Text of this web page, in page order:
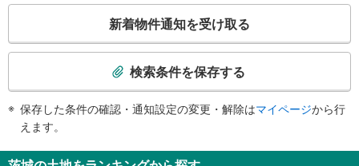
検
知
新着物件通知を受け取る
検索条件を保存する
保存した条件の確認・通知設定の変更・解除はマイページから行
えます。